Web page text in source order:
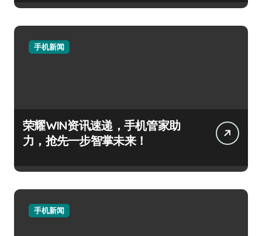
手机新闻
荣耀WIN资讯速递，手机管家助
力，抢先一步智掌未来！
手机新闻